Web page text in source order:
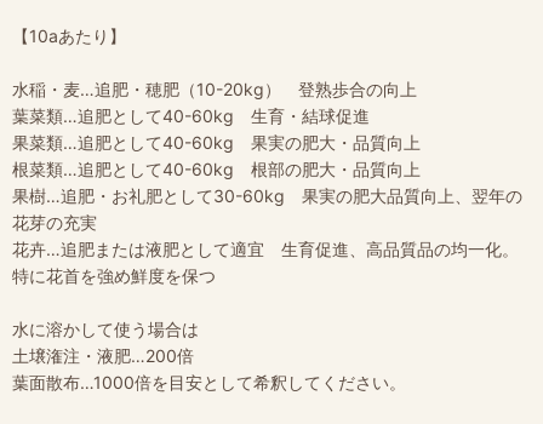
【10aあたり】
水稲・麦…追肥・穂肥（10-20kg） 登熟歩合の向上
葉菜類…追肥として40-60kg 生育・結球促進
果菜類…追肥として40-60kg 果実の肥大・品質向上
根菜類…追肥として40-60kg 根部の肥大・品質向上
果樹…追肥・お礼肥として30-60kg 果実の肥大品質向上、翌年の
花芽の充実
花卉…追肥または液肥として適宜 生育促進、高品質品の均一化。
特に花首を強め鮮度を保つ
水に溶かして使う場合は
土壌潅注・液肥…200倍
葉面散布…1000倍を目安として希釈してください。